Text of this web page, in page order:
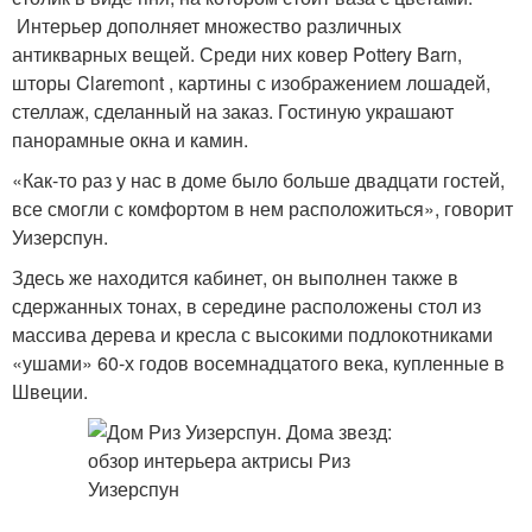
Интерьер дополняет множество различных
антикварных вещей. Среди них ковер Pottery Barn,
шторы Claremont , картины с изображением лошадей,
стеллаж, сделанный на заказ. Гостиную украшают
панорамные окна и камин.
«Как-то раз у нас в доме было больше двадцати гостей,
все смогли с комфортом в нем расположиться», говорит
Уизерспун.
Здесь же находится кабинет, он выполнен также в
сдержанных тонах, в середине расположены стол из
массива дерева и кресла с высокими подлокотниками
«ушами» 60-х годов восемнадцатого века, купленные в
Швеции.